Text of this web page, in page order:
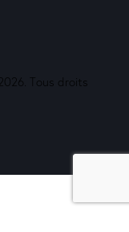
Tous droits